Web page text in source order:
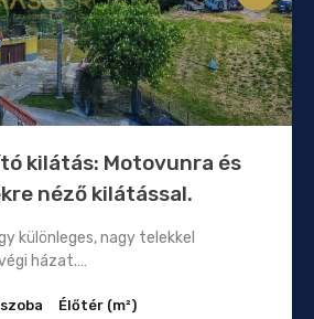
kilátás: Motovunra és
néző kilátással.
különleges, nagy telekkel
házat.…
Élőtér (m²)